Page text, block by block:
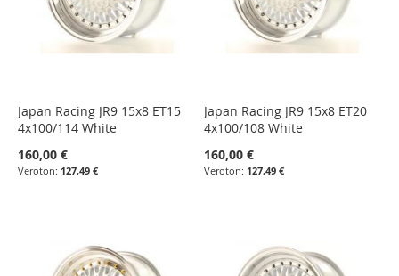
Japan Racing JR9 15x8 ET15
4x100/114 White
160,00 €
127,49 €
Japan Racing JR9 15x8 ET20
4x100/108 White
160,00 €
127,49 €